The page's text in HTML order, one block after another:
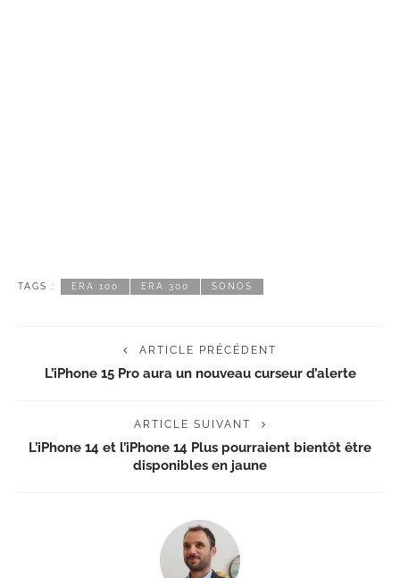
TAGS : ERA 100 ERA 300 SONOS
ARTICLE PRÉCÉDENT
L’iPhone 15 Pro aura un nouveau curseur d’alerte
ARTICLE SUIVANT
L’iPhone 14 et l’iPhone 14 Plus pourraient bientôt être
disponibles en jaune